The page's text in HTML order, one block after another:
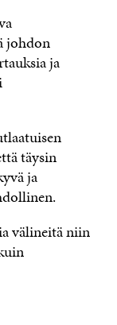
johdon
ja
täysin
ja
välineitä niin